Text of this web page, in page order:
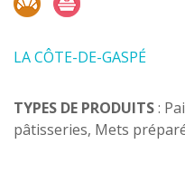
LA CÔTE-DE-GASPÉ
TYPES DE PRODUITS:
pâtisseries, Mets